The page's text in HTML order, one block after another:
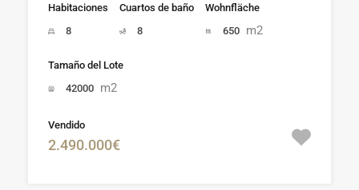
Habitaciones
8
Cuartos de baño
8
Wohnfläche
650 m2
Tamaño del Lote
42000 m2
Vendido
2.490.000€